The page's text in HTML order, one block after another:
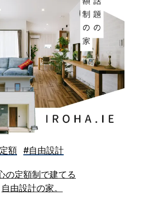
る情報
業者等より適正に個人情報（利用履歴
項「個人情報の利用」に記載のとおり
ます。 ※「サービス提供者」とは、当
取引対象となる商品、役務を提供する
、事前に明示した利用目的の範囲内で
おり利用します。
ビスを利用する場合
額 #自由設計
の定額制で建てる
自由設計の家。